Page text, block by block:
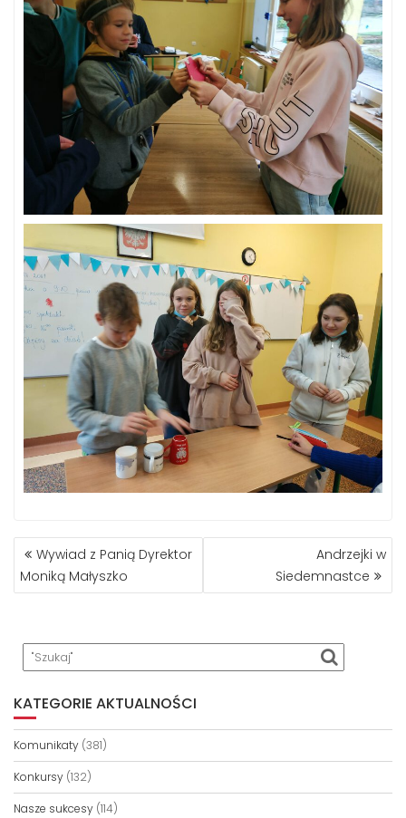
NAWIGACJA
WPISU
Wywiad z Panią Dyrektor
Moniką Małyszko
Andrzejki w
Siedemnastce
KATEGORIE AKTUALNOŚCI
Komunikaty (381)
Konkursy (132)
Nasze sukcesy (114)